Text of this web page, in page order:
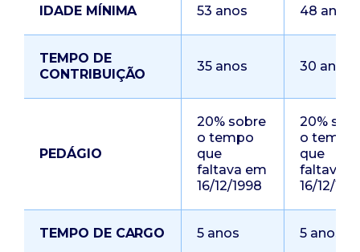
IDADE MÍNIMA 53 anos 48 anos
TEMPO DE
CONTRIBUIÇÃO
35 anos 30 anos
PEDÁGIO
20% sobre
o tempo
que
faltava em
16/12/1998
20%
o tempo
que
faltava
16/12/
TEMPO DE CARGO 5 anos 5 anos